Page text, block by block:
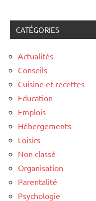
CATÉGORIES
Actualités
Conseils
Cuisine et recettes
Education
Emplois
Hébergements
Loisirs
Non classé
Organisation
Parentalité
Psychologie